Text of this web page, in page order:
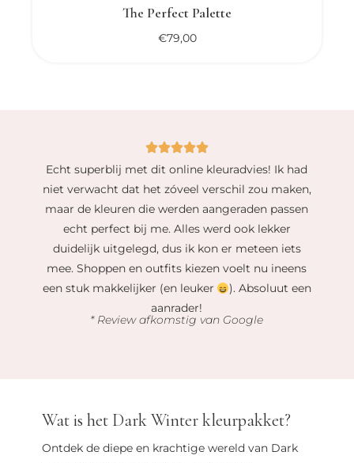
The Perfect Palette
€79,00
Echt superblij met dit online kleuradvies! Ik had
niet verwacht dat het zóveel verschil zou maken,
maar de kleuren die werden aangeraden passen
echt perfect bij me. Alles werd ook lekker
duidelijk uitgelegd, dus ik kon er meteen iets
mee. Shoppen en outfits kiezen voelt nu ineens
een stuk makkelijker (en leuker
). Absoluut een
aanrader!
* Review afkomstig van Google
Wat is het Dark Winter kleurpakket?
Ontdek de diepe en krachtige wereld van Dark